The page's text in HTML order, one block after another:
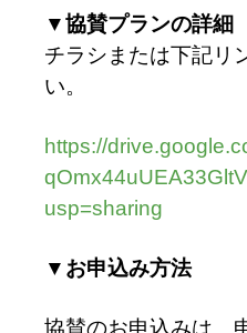
▼協賛プランの詳細
チラシまたは下記リ
い。
https://
usp=sharing
▼お申込み方法
協賛のお申込みは、